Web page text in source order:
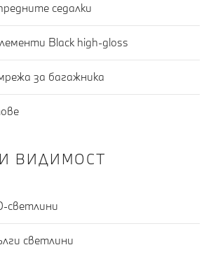
седалки
Black high-gloss
за багажника
ВИДИМОСТ
светлини
светлини